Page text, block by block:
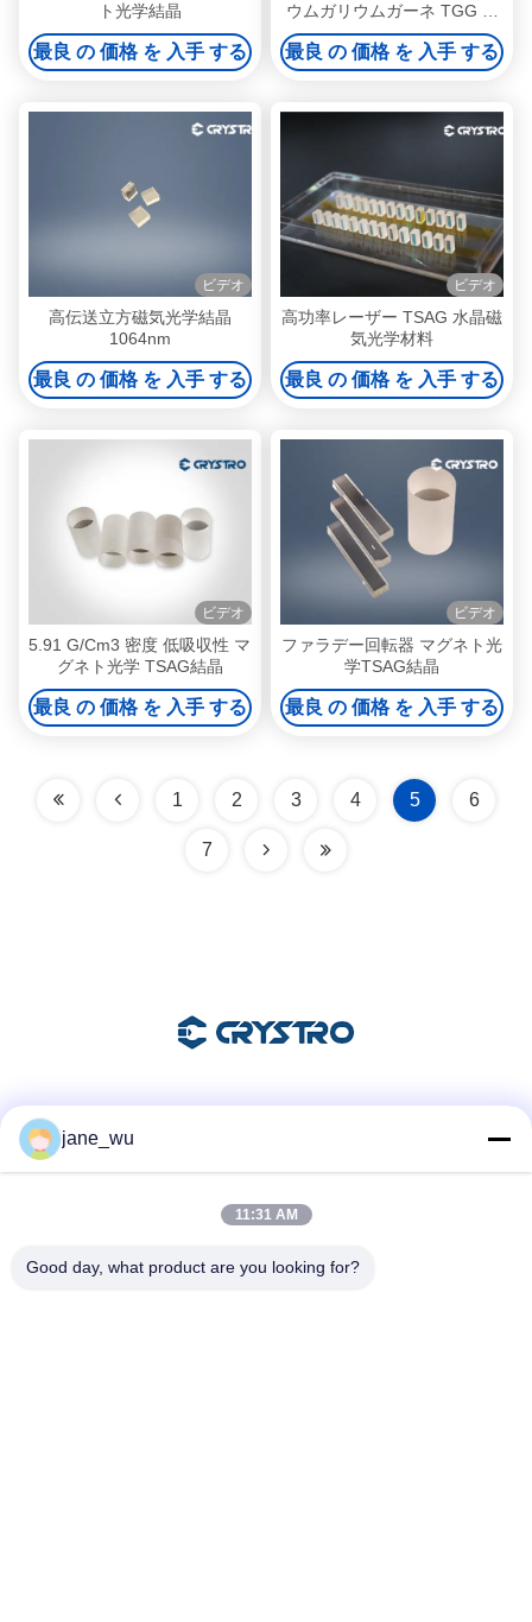
ト光学結晶
最良 の 価格 を 入手 する
ウムガリウムガーネ TGG シ
ングルクリスタル
最良 の 価格 を 入手 する
ビデオ
高伝送立方磁気光学結晶
1064nm
最良 の 価格 を 入手 する
ビデオ
高功率レーザー TSAG 水晶磁
気光学材料
最良 の 価格 を 入手 する
ビデオ
5.91 G/Cm3 密度 低吸収性 マ
グネト光学 TSAG結晶
最良 の 価格 を 入手 する
ビデオ
ファラデー回転器 マグネト光
学TSAG結晶
最良 の 価格 を 入手 する
1 2 3 4 5 6
7
jane_wu
11:31 AM
Good day, what product are you looking for?